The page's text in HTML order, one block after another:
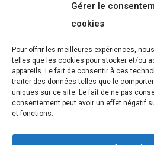
Gérer le
cookies
Pour offrir les meilleures expériences,
telles que les cookies pour stocker et/ou
appareils. Le fait de consentir à ces
traiter des données telles que le
uniques sur ce site. Le fait de ne pas
consentement peut avoir un effet négatif
et fonctions.
Recevez les
actualités du
Selons les nouveautés, nos envois sont